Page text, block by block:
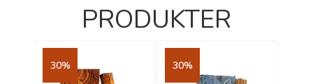
PRODUKTER
30% 30%